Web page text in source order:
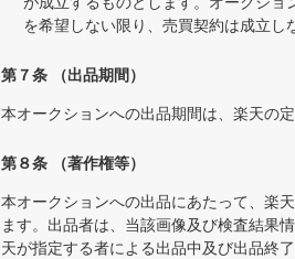
を希望しない限り、売買契約は成立し
第７条 （出品期間）
本オークションへの出品期間は、楽天の
第８条 （著作権等）
本オークションへの出品にあたって、楽
ます。出品者は、当該画像及び検査結果
天が指定する者による出品中及び出品終